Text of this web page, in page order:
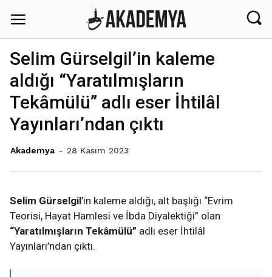
Selim Gürselgil’in kaleme
aldığı “Yaratılmışların
Tekâmülü” adlı eser İhtilâl
Yayınları’ndan çıktı
Akademya 28 Kasım 2023
Selim Gürselgil’in kaleme aldığı, alt başlığı “Evrim
Teorisi, Hayat Hamlesi ve İbda Diyalektiği” olan
“Yaratılmışların Tekâmülü” adlı eser İhtilâl
Yayınları’ndan çıktı.